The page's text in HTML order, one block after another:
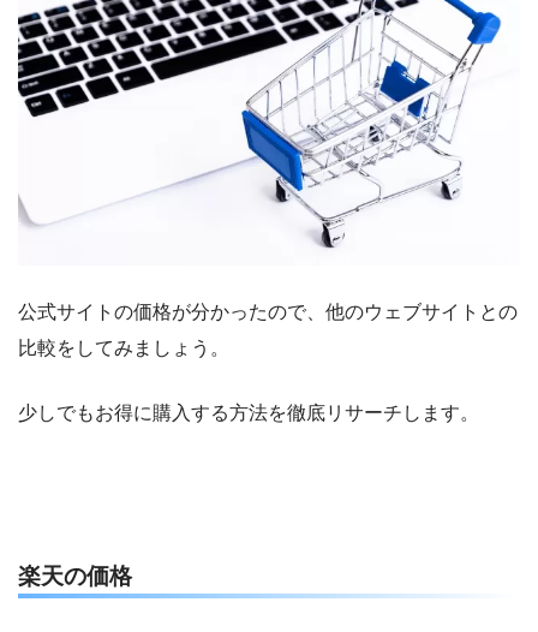
公式サイトの価格が分かったので、他のウェブサイトとの
比較をしてみましょう。
少しでもお得に購入する方法を徹底リサーチします。
楽天の価格